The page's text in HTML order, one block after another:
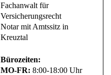
Fachanwalt für
Versicherungsrecht
Notar mit Amtssitz in
Kreuztal
Bürozeiten:
MO-FR:8:00-18:00 Uhr